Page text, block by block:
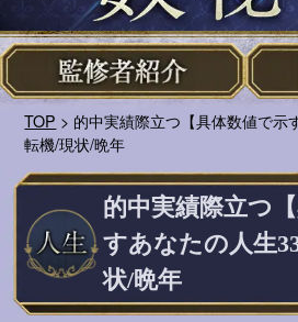
TOP > 的中実績際立つ【具体数値で示
転機/現状/晩年
的中実績際立つ
すあなたの人生
状/晩年